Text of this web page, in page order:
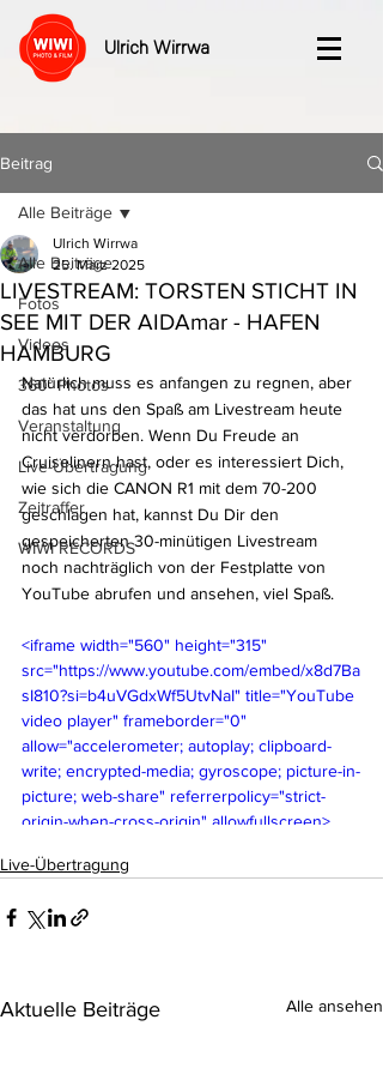
Ulrich Wirrwa
Beitrag
Alle Beiträge
Fotos
Videos
360° Photos
Veranstaltung
Live-Übertragung
Zeitraffer
WIWI RECORDS
Alle Beiträge
LIVESTREAM: TORSTEN STICHT IN
SEE MIT DER AIDAmar - HAFEN
HAMBURG
Ulrich Wirrwa
25. März 2025
Natürlich muss es anfangen zu regnen, aber
das hat uns den Spaß am Livestream heute
nicht verdorben. Wenn Du Freude an
Cruiselinern hast, oder es interessiert Dich,
wie sich die CANON R1 mit dem 70-200
geschlagen hat, kannst Du Dir den
gespeicherten 30-minütigen Livestream
noch nachträglich von der Festplatte von
YouTube abrufen und ansehen, viel Spaß.
<iframe width="560" height="315"
src="https://www.youtube.com/embed/x8d7Ba
sI810?si=b4uVGdxWf5UtvNaI" title="YouTube
video player" frameborder="0"
allow="accelerometer; autoplay; clipboard-
write; encrypted-media; gyroscope; picture-in-
picture; web-share" referrerpolicy="strict-
origin-when-cross-origin" allowfullscreen>
Live-Übertragung
Aktuelle Beiträge Alle ansehen